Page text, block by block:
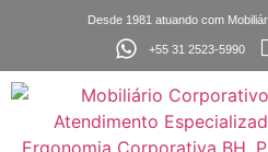
Desde 1981 atuando com
+55 31 2523-5990